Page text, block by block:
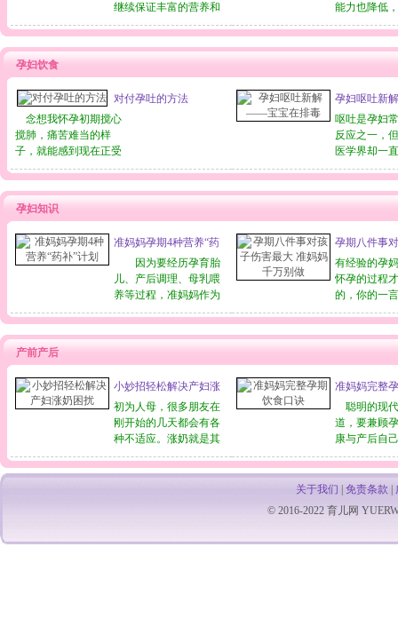
继续保证丰富的营养和
适当的活动外，重点是
做好分娩的准备。进入
孕晚期后，由于内分泌
的症状。如果不太严重
的话，是属于孕晚期反
能力也降低
车会给孕妇
便。长时间
的汽油味会
休息不好、
神烦躁；疲
欲
孕妇饮食
对付孕吐的方法
念想我怀孕初期搅心
搅肺，痛苦难当的样
子，就能感到现在正受
煎熬的那些准妈妈们的
无助。当时的我尽力想
摆脱孕吐的干扰，于是
总结了一些方法试用，
有些还真不错，现在简
明扼要地写几个，希望
对准妈妈们有点帮助。
孕妇呕吐新
在排毒
呕吐是孕妇
反应之一，
医学界却一
论。近年来
医学专家根
究成果提出
物质的侵害
种自卫反
孕妇知识
准妈妈孕期4种营养“药
补”计划
因为要经历孕育胎
儿、产后调理、母乳喂
养等过程，准妈妈作为
这一特殊人群更需要或
更容易缺乏一些微量元
素或维生素，再加上肚
孕期八件事
最大 准妈妈
有经验的孕
怀孕的过程
的，你的一
系着腹中胎
那为了生出
宝，孕妈妈
不
产前产后
小妙招轻松解决产妇涨
奶困扰
初为人母，很多朋友在
刚开始的几天都会有各
种不适应。涨奶就是其
中之一，如果得不到及
时处理，也可能引发乳
准妈妈完整
聪明的现
道，要兼顾
康与产后自
速恢复，怀
是关键。如
养又不过量
吃才能让宝
明？对此，
关于我们 免责条款
© 2016-2022 育儿网